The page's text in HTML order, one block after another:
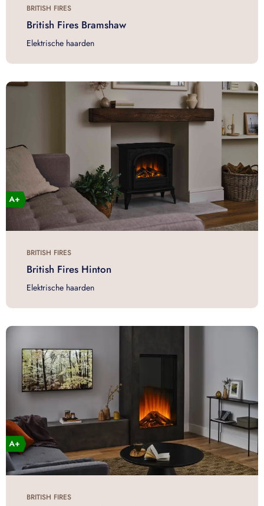
BRITISH FIRES
British Fires Bramshaw
Elektrische haarden
BRITISH FIRES
British Fires Hinton
Elektrische haarden
BRITISH FIRES